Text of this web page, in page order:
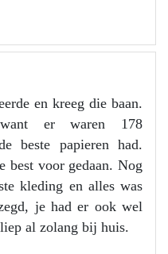
en kreeg die baan.
er waren 178
beste papieren had.
best voor gedaan. Nog
kleding en alles was
je had er ook wel
al zolang bij huis.